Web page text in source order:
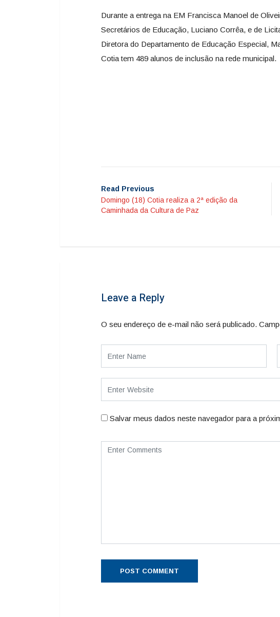
Durante a entrega na EM Francisca Manoel de
Secretários de Educação, Luciano Corrêa, e de
Diretora do Departamento de Educação Especial,
Cotia tem 489 alunos de inclusão na rede municipal.
Read Previous
Domingo (18) Cotia realiza a 2ª edição da
Caminhada da Cultura de Paz
Leave a Reply
O seu endereço de e-mail não será publicado.
Salvar meus dados neste navegador para a